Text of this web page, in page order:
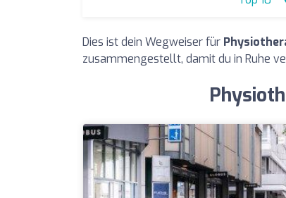
Dies ist dein Wegweiser für
zusammengestellt, damit du in Ruhe